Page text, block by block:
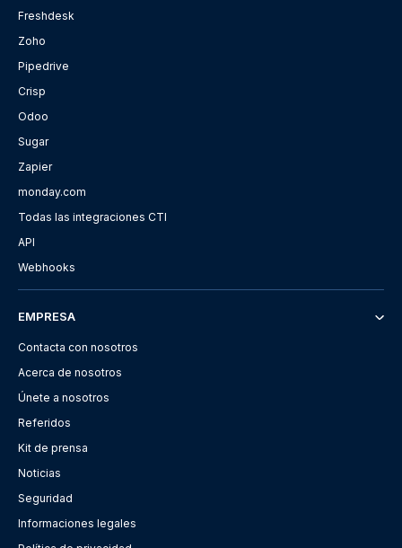
Freshdesk
Zoho
Pipedrive
Crisp
Odoo
Sugar
Zapier
monday.com
Todas las integraciones CTI
API
Webhooks
EMPRESA
Contacta con nosotros
Acerca de nosotros
Únete a nosotros
Referidos
Kit de prensa
Noticias
Seguridad
Informaciones legales